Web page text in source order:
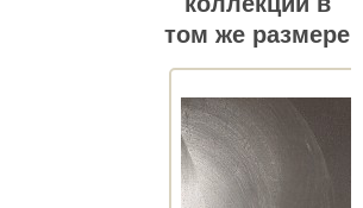
том же размере